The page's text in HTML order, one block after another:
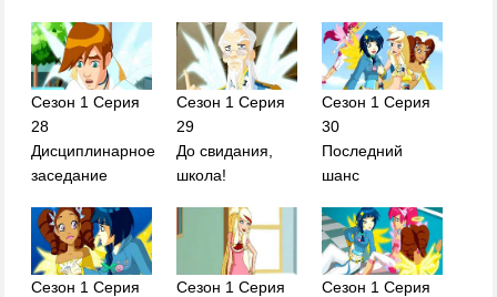
Сезон 1 Серия
28
Дисциплинарное
заседание
Сезон 1 Серия
29
До свидания,
школа!
Сезон 1 Серия
30
Последний
шанс
Сезон 1 Серия
Сезон 1 Серия
Сезон 1 Серия